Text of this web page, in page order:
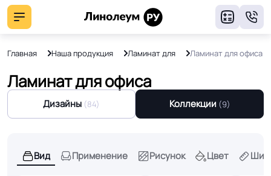
Главная Наша продукция Ламинат для Ламинат для офиса
Ламинат для офиса
Дизайны (84) Коллекции (9)
Вид Применение Рисунок Цвет